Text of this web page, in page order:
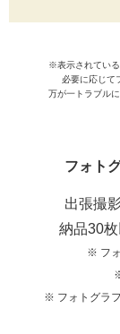
※表示されている
必要に応じて
万が一トラブル
フォト
出張撮
納品30
※ フ
※ フォトグラ